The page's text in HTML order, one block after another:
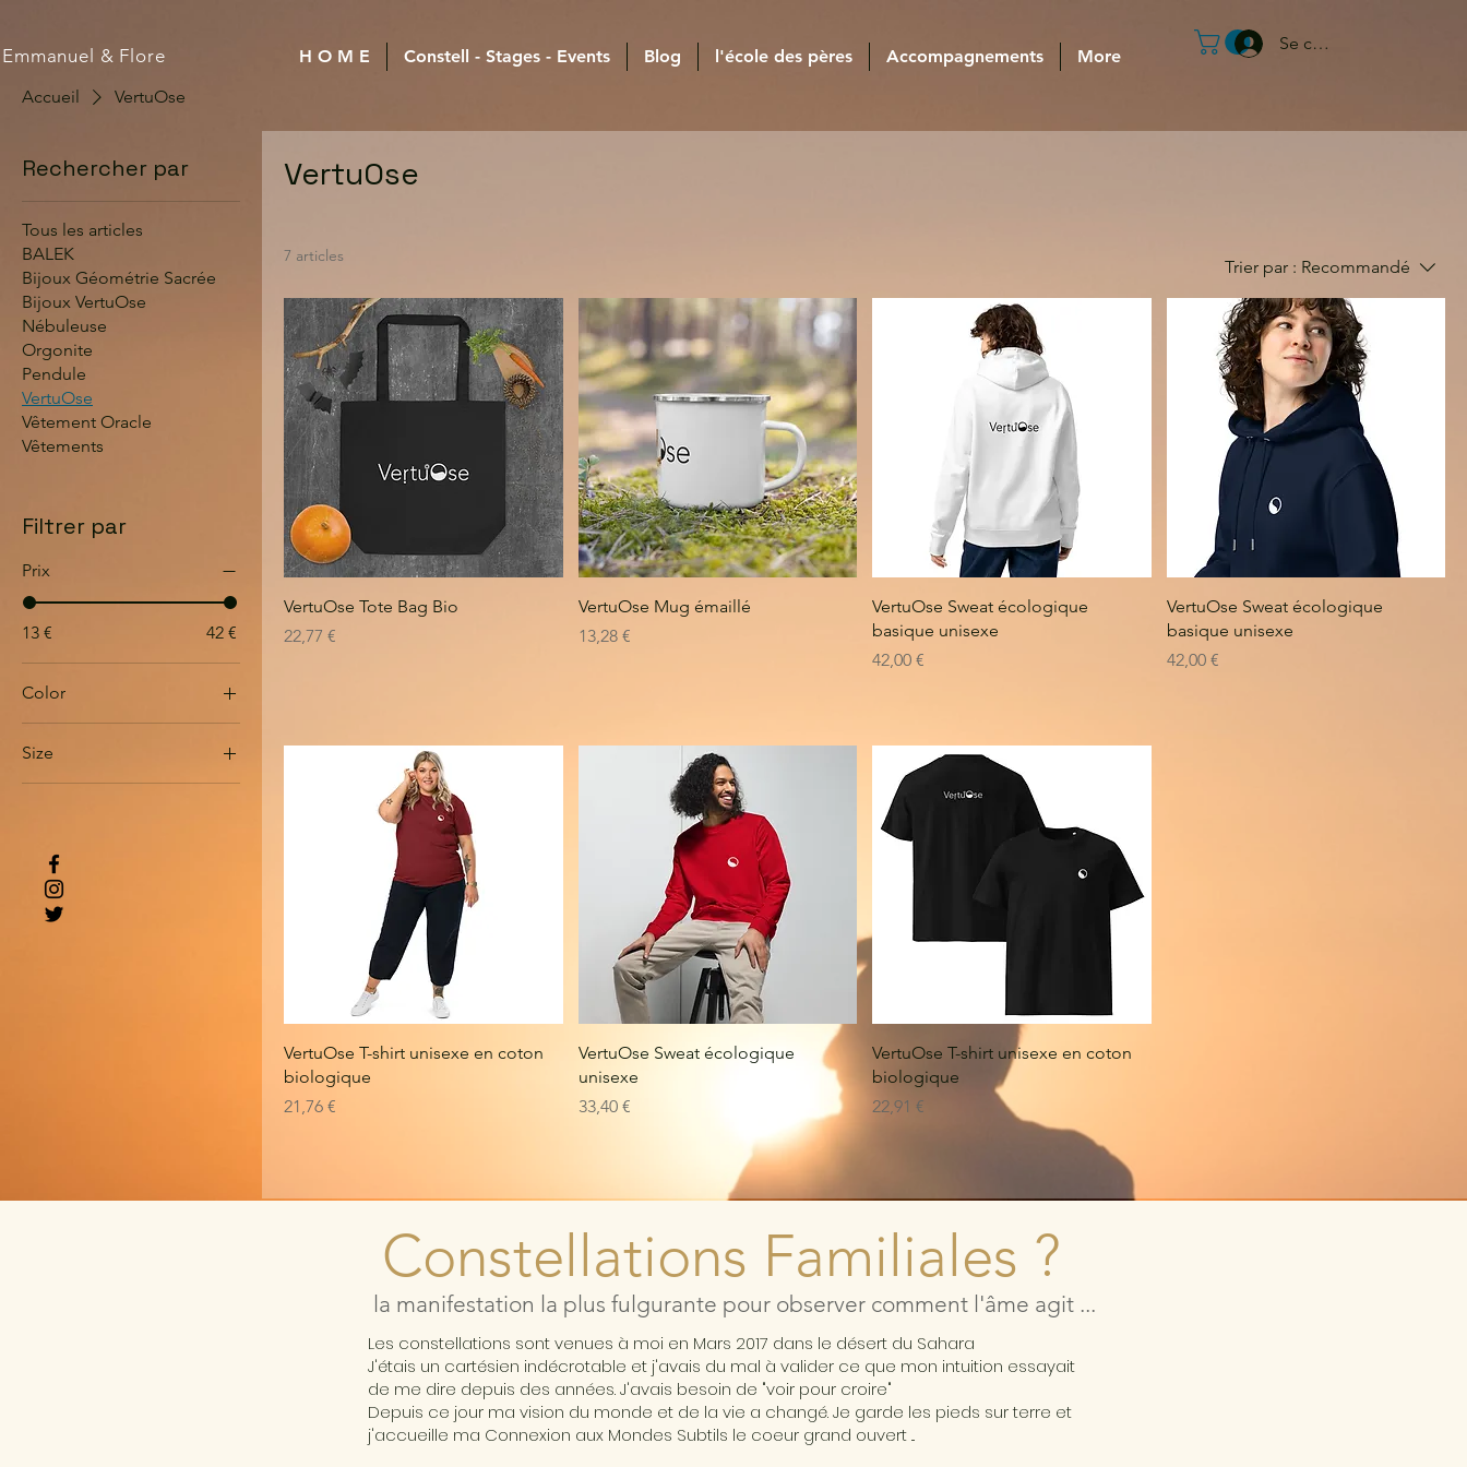
Se connecter
Emmanuel & Flore H O M E Constell - Stages - Events Blog l'école des pères Accompagnements
More
Accueil
VertuOse
Rechercher par
Tous les articles
BALEK
Bijoux Géométrie Sacrée
Bijoux VertuOse
Nébuleuse
Orgonite
Pendule
VertuOse
Vêtement Oracle
Vêtements
Filtrer par
Prix
13 € 42 €
Color
Dark Heather Blue
Dark Heather Grey
Deep Charcoal Grey
Size
4XL
5XL
L
VertuOse
7 articles
Trier par : Recommandé
VertuOse Tote Bag Bio
Prix
22,77 €
VertuOse Mug émaillé
Prix
13,28 €
VertuOse Sweat écologique
basique unisexe
Prix
42,00 €
VertuOse Sweat écologique
basique unisexe
Prix
42,00 €
VertuOse T-shirt unisexe en coton
biologique
Prix
21,76 €
VertuOse Sweat écologique
unisexe
Prix
33,40 €
VertuOse T-shirt unisexe en coton
biologique
Prix
22,91 €
Constellations Familiales ?
la manifestation la plus fulgurante pour observer comment l'âme agit ...
Les constellations sont venues à moi en Mars 2017 dans le désert du Sahara
J'étais un cartésien indécrotable et j'avais du mal à valider ce que mon intuition essayait
de me dire depuis des années. J'avais besoin de "voir pour croire"
Depuis ce jour ma vision du monde et de la vie a changé. Je garde les pieds sur terre et
j'accueille ma Connexion aux Mondes Subtils le coeur grand ouvert ...